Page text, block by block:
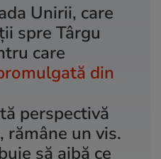
Unirii, care
spre Târgu
care
din
perspectivă
rămâne un vis.
să aibă ce